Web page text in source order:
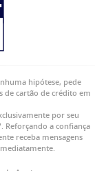
hipótese, pede
de cartão de crédito em
por seu
a confiança
receba mensagens